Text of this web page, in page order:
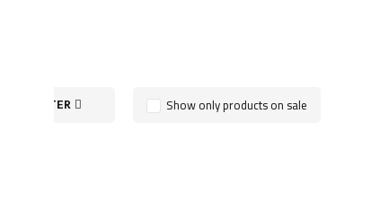
FILTER Show only products on sale